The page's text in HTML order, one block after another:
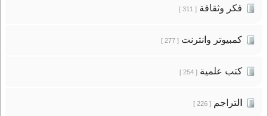
فكر وثقافة[ 311 ]
كمبيوتر وانترنت[ 277 ]
كتب علمية[ 254 ]
التراجم[ 226 ]